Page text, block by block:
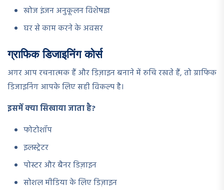
खोज इंजन अनुकूलन विशेषज्ञ
घर से काम करने के अवसर
ग्राफिक डिजाइनिंग कोर्स
अगर आप रचनात्मक हैं और डिज़ाइन बनाने में रुचि रखते हैं, तो ग्राफिक
डिजाइनिंग आपके लिए सही विकल्प है।
इसमें क्या सिखाया जाता है?
फोटोशॉप
इलस्ट्रेटर
पोस्टर और बैनर डिज़ाइन
सोशल मीडिया के लिए डिज़ाइन